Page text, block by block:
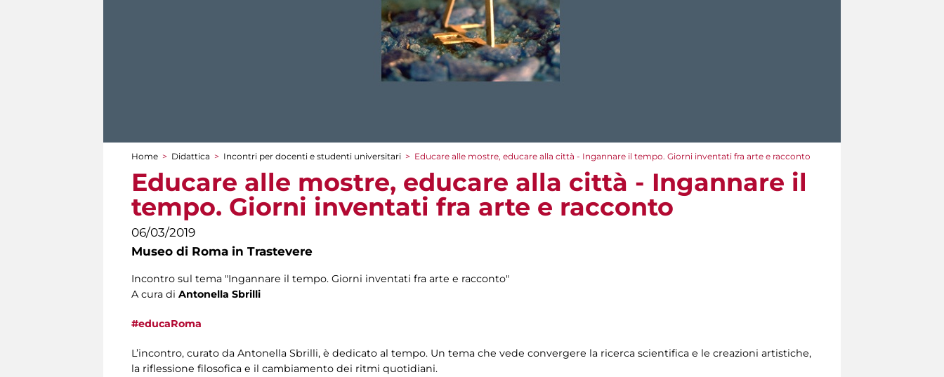
Tu sei qui
Home > Didattica > Incontri per docenti e studenti universitari > Educare alle mostre, educare alla città - Ingannare il tempo. Giorni inventati fra arte e racconto
Educare alle mostre, educare alla città - Ingannare il
tempo. Giorni inventati fra arte e racconto
06/03/2019
Museo di Roma in Trastevere
Incontro sul tema "Ingannare il tempo. Giorni inventati fra arte e racconto"
A cura di Antonella Sbrilli ​
#educaRoma
L’incontro, curato da Antonella Sbrilli, è dedicato al tempo. Un tema che vede convergere la ricerca scientifica e le creazioni artistiche,
la riflessione filosofica e il cambiamento dei ritmi quotidiani.